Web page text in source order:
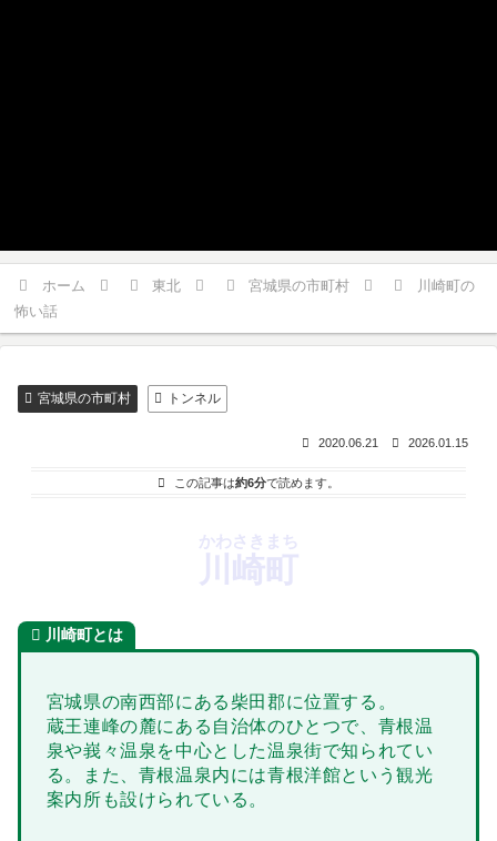
ホーム 東北 宮城県の市町村
川崎町の
怖い話
宮城県の市町村 トンネル
2020.06.21 2026.01.15
この記事は約6分で読めます。
川崎町
かわさきまち
川崎町とは
宮城県の南西部にある柴田郡に位置する。
蔵王連峰の麓にある自治体のひとつで、青根温
泉や峩々温泉を中心とした温泉街で知られてい
る。また、青根温泉内には青根洋館という観光
案内所も設けられている。